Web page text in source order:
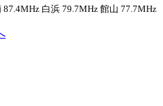
白浜 79.7MHz 館山 77.7MHz